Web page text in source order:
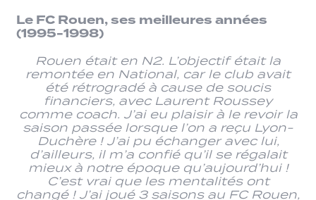
Le FC Rouen, ses meilleures années
(1995-1998)
Rouen était en N2. L’objectif était la
remontée en National, car le club avait
été rétrogradé à cause de soucis
financiers, avec Laurent Roussey
comme coach. J’ai eu plaisir à le revoir la
saison passée lorsque l’on a reçu Lyon-
Duchère ! J’ai pu échanger avec lui,
d’ailleurs, il m’a confié qu’il se régalait
mieux à notre époque qu’aujourd’hui !
C’est vrai que les mentalités ont
changé ! J’ai joué 3 saisons au FC Rouen,